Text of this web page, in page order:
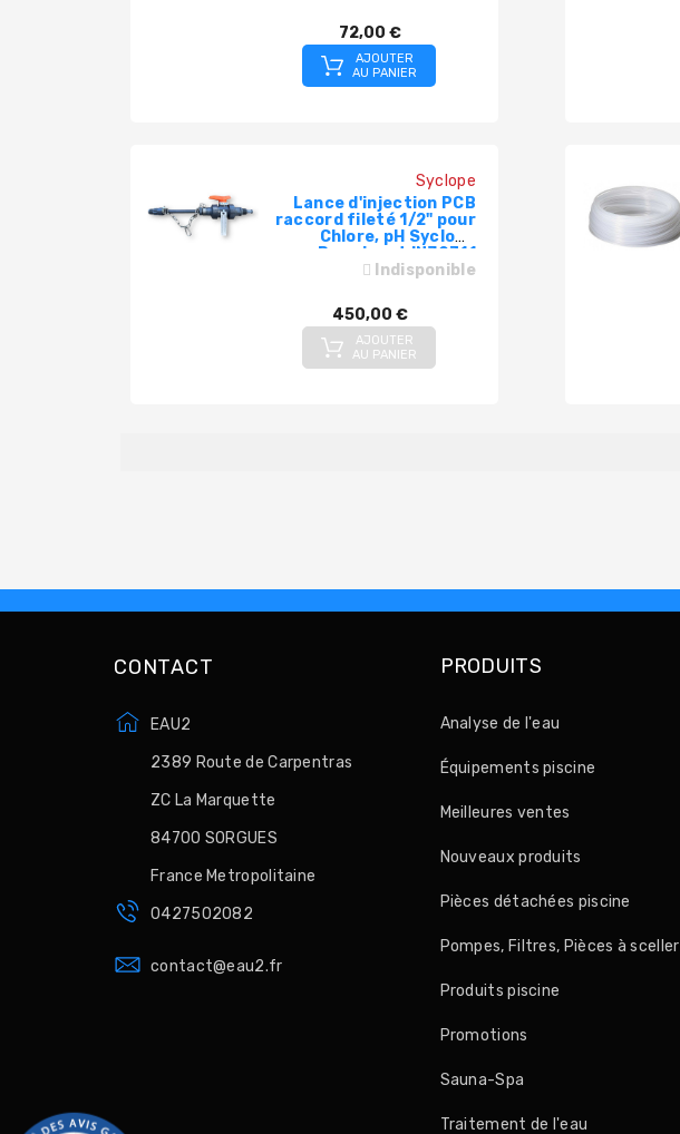
72,00 €
AJOUTER
AU PANIER
Syclope
Lance d'injection PCB
raccord fileté 1/2" pour
Chlore, pH Syclope
Prominent INJ9711
Indisponible
450,00 €
AJOUTER
AU PANIER
CONTACT
EAU2
2389 Route de Carpentras
ZC La Marquette
84700 SORGUES
France Metropolitaine
0427502082
contact@eau2.fr
PRODUITS
Analyse de l'eau
Équipements piscine
Meilleures ventes
Nouveaux produits
Pièces détachées piscine
Pompes, Filtres, Pièces à sceller
Produits piscine
Promotions
Sauna-Spa
Traitement de l'eau